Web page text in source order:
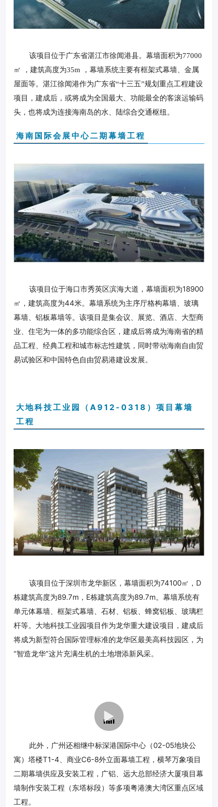
该项目位于广东省湛江市徐闻港县。幕墙面积为77000
㎡ ，建筑高度为35m ，幕墙系统主要有框架式幕墙、金属
屋面等。湛江徐闻港作为广东省“十三五”规划重点工程建设
项目，建成后，或将成为全国最大、功能最全的客滚运输码
头，也将成为连接海南岛的水、陆综合交通枢纽。
海南国际会展中心二期幕墙工程
该项目位于海口市秀英区滨海大道，幕墙面积为18900
㎡，建筑高度为44米。幕墙系统为主序厅格构幕墙、玻璃
幕墙、铝板幕墙等。该项目是集会议、展览、酒店、大型商
业、住宅为一体的多功能综合区，建成后将成为海南省的精
品工程、经典工程和城市标志性建筑，同时带动海南自由贸
易试验区和中国特色自由贸易港建设发展。
大地科技工业园（A912-0318）项目幕墙
工程
该项目位于深圳市龙华新区，幕墙面积为74100㎡，D
栋建筑高度为89.7m，E栋建筑高度为89.7m。幕墙系统有
单元体幕墙、框架式幕墙、石材、铝板、蜂窝铝板、玻璃栏
杆等。大地科技工业园项目作为龙华重大建设项目，建成后
将成为新型符合国际管理标准的龙华区最美高科技园区，为
“智造龙华”这片充满生机的土地增添新风采。
此外，广州还相继中标深港国际中心（02-05地块公
寓）塔楼T1-4、商业C6-8外立面幕墙工程，横琴万象项目
二期幕墙供应及安装工程，广铝、远大总部经济大厦项目幕
墙制作安装工程（东塔标段）等多项粤港澳大湾区重点区域
工程。